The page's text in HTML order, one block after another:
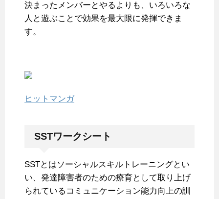
決まったメンバーとやるよりも、いろいろな
人と遊ぶことで効果を最大限に発揮できま
す。
ヒットマンガ
SSTワークシート
SSTとはソーシャルスキルトレーニングとい
い、発達障害者のための療育として取り上げ
られているコミュニケーション能力向上の訓